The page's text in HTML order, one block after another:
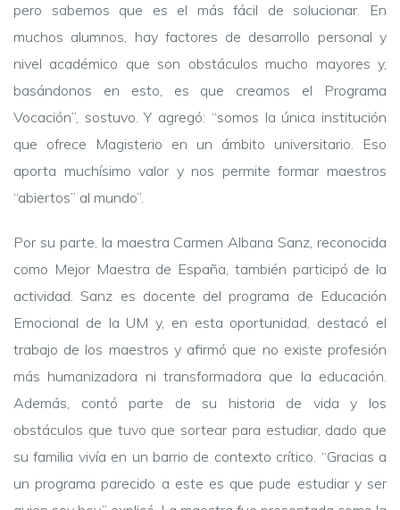
pero sabemos que es el más fácil de solucionar. En
muchos alumnos, hay factores de desarrollo personal y
nivel académico que son obstáculos mucho mayores y,
basándonos en esto, es que creamos el Programa
Vocación”, sostuvo. Y agregó: “somos la única institución
que ofrece Magisterio en un ámbito universitario. Eso
aporta muchísimo valor y nos permite formar maestros
“abiertos” al mundo”.
Por su parte, la maestra Carmen Albana Sanz, reconocida
como Mejor Maestra de España, también participó de la
actividad. Sanz es docente del programa de Educación
Emocional de la UM y, en esta oportunidad, destacó el
trabajo de los maestros y afirmó que no existe profesión
más humanizadora ni transformadora que la educación.
Además, contó parte de su historia de vida y los
obstáculos que tuvo que sortear para estudiar, dado que
su familia vivía en un barrio de contexto crítico. “Gracias a
un programa parecido a este es que pude estudiar y ser